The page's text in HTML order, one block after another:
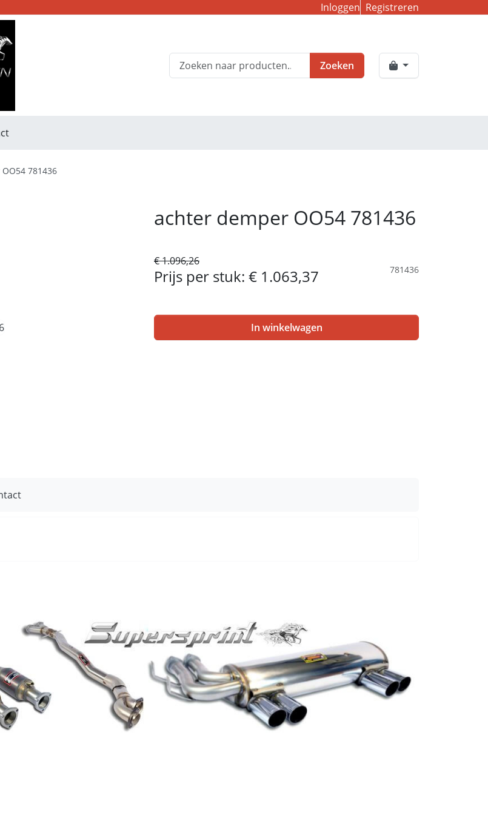
Inloggen Registreren
Zoeken
781436
achter demper OO54 781436
€ 1.096,26
Prijs per stuk: € 1.063,37 781436
In winkelwagen